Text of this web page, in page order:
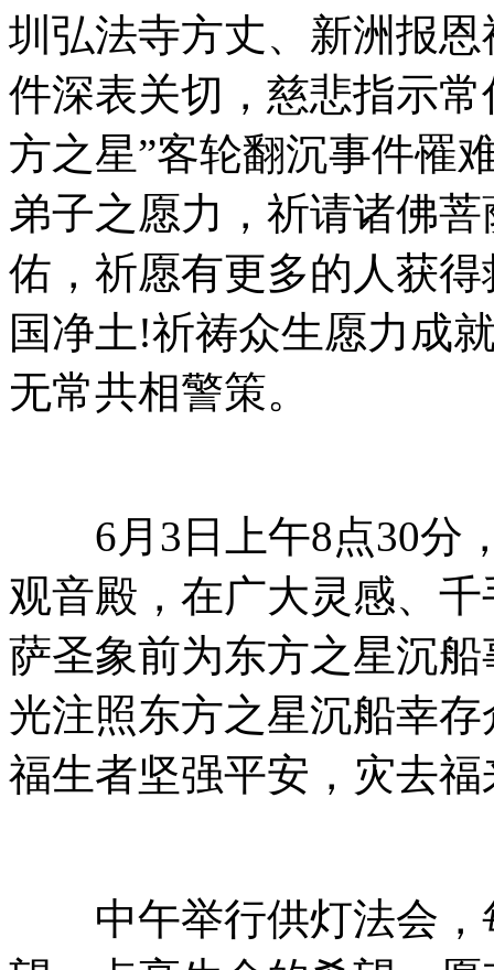
圳弘法寺方丈、新洲报
件深表关切，慈悲指示
方之星”客轮翻沉事件罹
弟子之愿力，祈请诸佛
佑，祈愿有更多的人获
国净土!祈祷众生愿力成
无常共相警策。
6月3日上午8点30分
观音殿，在广大灵感、
萨圣象前为东方之星沉
光注照东方之星沉船幸
福生者坚强平安，灾去
中午举行供灯法会，